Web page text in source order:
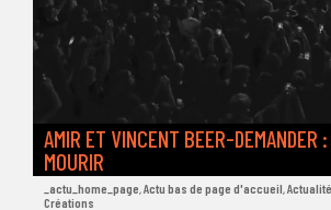
AMIR ET VINCENT BEER-DEMANDER :
MOURIR
_actu_home_page Actu bas de page d'accueil
Créations